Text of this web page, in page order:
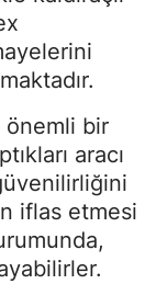
önemli bir
aracı
iflas etmesi